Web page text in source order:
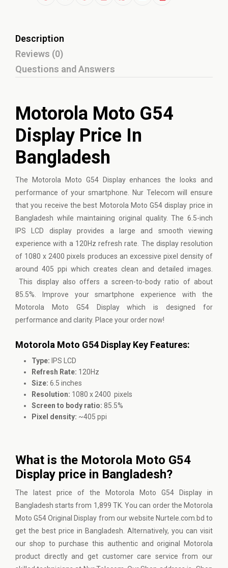
Description
Reviews (0)
Questions and Answers
Motorola Moto G54
Display Price In
Bangladesh
The Motorola Moto G54 Display enhances the looks and
performance of your smartphone. Nur Telecom will ensure
that you receive the best Motorola Moto G54 display price in
Bangladesh while maintaining original quality. The 6.5-inch
IPS LCD display provides a large and smooth viewing
experience with a 120Hz refresh rate. The display resolution
of 1080 x 2400 pixels produces an excessive pixel density of
around 405 ppi which creates clean and detailed images.
This display also offers a screen-to-body ratio of about
85.5%. Improve your smartphone experience with the
Motorola Moto G54 Display which is designed for
performance and clarity. Place your order now!
Motorola Moto G54 Display Key Features:
Type: IPS LCD
Refresh Rate: 120Hz
Size: 6.5 inches
Resolution: 1080 x 2400 pixels
Screen to body ratio: 85.5%
Pixel density: ~405 ppi
What is the Motorola Moto G54
Display price in Bangladesh?
The latest price of the Motorola Moto G54 Display in
Bangladesh starts from 1,899 TK. You can order the Motorola
Moto G54 Original Display from our website Nurtele.com.bd to
get the best price in Bangladesh. Alternatively, you can visit
our shop to purchase this authentic and original Motorola
product directly and get customer care service from our